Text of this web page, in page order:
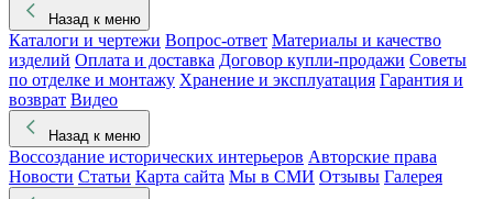
Назад к меню
Каталоги и чертежи Вопрос-ответ Материалы и качество
изделий Оплата и доставка Договор купли-продажи Советы
по отделке и монтажу Хранение и эксплуатация Гарантия и
возврат Видео
Назад к меню
Воссоздание исторических интерьеров Авторские права
Новости Статьи Карта сайта Мы в СМИ Отзывы Галерея